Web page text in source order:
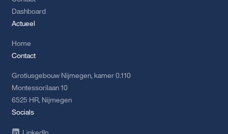
Dashboard
Actueel
Home
Contact
Grotiusgebouw Nijmegen, kamer 0.110
Montessorilaan 10
6525 HR, Nijmegen
Socials
LinkedIn